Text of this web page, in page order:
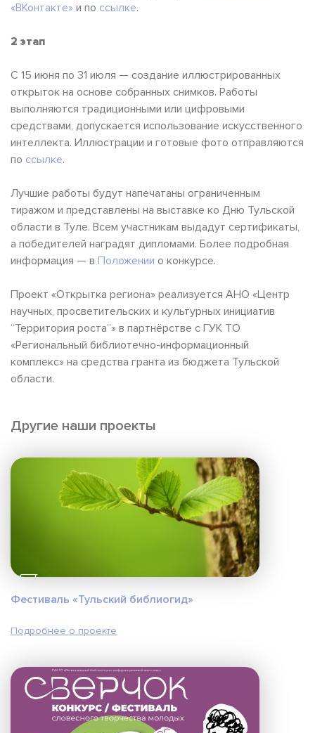
«ВКонтакте» и по ссылке.
2 этап
С 15 июня по 31 июля — создание иллюстрированных
открыток на основе собранных снимков. Работы
выполняются традиционными или цифровыми
средствами, допускается использование искусственного
интеллекта. Иллюстрации и готовые фото отправляются
по ссылке.
Лучшие работы будут напечатаны ограниченным
тиражом и представлены на выставке ко Дню Тульской
области в Туле. Всем участникам выдадут сертификаты,
а победителей наградят дипломами. Более подробная
информация — в Положении о конкурсе.
Проект «Открытка региона» реализуется АНО «Центр
научных, просветительских и культурных инициатив
“Территория роста”» в партнёрстве с ГУК ТО
«Региональный библиотечно-информационный
комплекс» на средства гранта из бюджета Тульской
области.
Другие наши проекты
Фестиваль «Тульский библиогид»
Подробнее о проекте